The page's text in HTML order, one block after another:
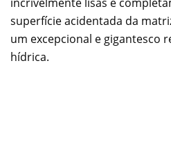
superfície acidentada da
um excepcional e gigantesco
hídrica.